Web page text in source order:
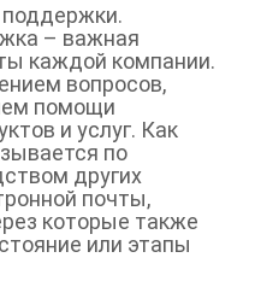
– важная
каждой компании.
вопросов,
помощи
и услуг. Как
по
других
почты,
которые также
или этапы